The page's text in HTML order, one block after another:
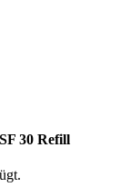
30 Refill